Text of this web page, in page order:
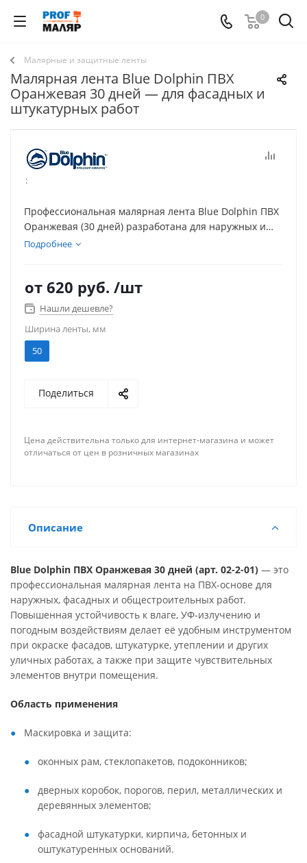
0
Малярные и защитные ленты
Малярная лента Blue Dolphin ПВХ
Оранжевая 30 дней — для фасадных и
штукатурных работ
:
Профессиональная малярная лента Blue Dolphin ПВХ
Оранжевая (30 дней) разработана для наружных и
штукатурных работ: надёжно держится на стекле,
аккуратно снимается до 30 дней без повреждения
поверхности. Идеальна для защиты окон, дверей,
откосов и фасадных элементов при ремонте квартир
и домов.
Подробнее
от 620 руб. /шт
Нашли дешевле?
Ширина ленты, мм
50
Поделиться
Цена действительна только для интернет-магазина и может
отличаться от цен в розничных магазинах
Описание
Blue Dolphin ПВХ Оранжевая 30 дней (арт. 02-2-01) — это
профессиональная малярная лента на ПВХ-основе для
наружных, фасадных и общестроительных работ.
Повышенная устойчивость к влаге, УФ-излучению и
погодным воздействиям делает её удобным инструментом
при окраске фасадов, штукатурке, утеплении и других
уличных работах, а также при защите чувствительных
элементов внутри помещения.
Область применения
Маскировка и защита:
оконных рам, стеклопакетов, подоконников;
дверных коробок, порогов, перил, металлических и
деревянных элементов;
фасадной штукатурки, кирпича, бетонных и
оштукатуренных оснований.